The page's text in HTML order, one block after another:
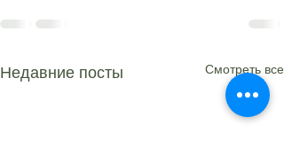
Недавние посты Смотреть все